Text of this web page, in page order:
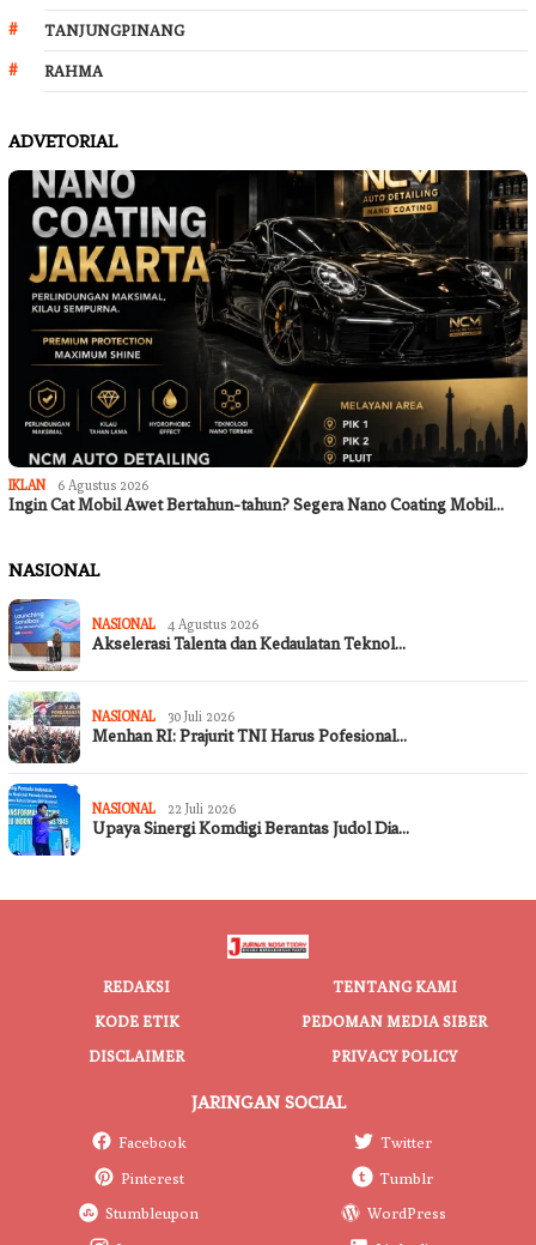
TANJUNGPINANG
RAHMA
ADVETORIAL
IKLAN 6 Agustus 2026
Ingin Cat Mobil Awet Bertahun-tahun? Segera Nano Coating Mobil…
NASIONAL
NASIONAL 4 Agustus 2026
Akselerasi Talenta dan Kedaulatan Teknol…
NASIONAL 30 Juli 2026
Menhan RI: Prajurit TNI Harus Pofesional…
NASIONAL 22 Juli 2026
Upaya Sinergi Komdigi Berantas Judol Dia…
REDAKSI
TENTANG KAMI
KODE ETIK
PEDOMAN MEDIA SIBER
DISCLAIMER
PRIVACY POLICY
JARINGAN SOCIAL
Facebook
Twitter
Pinterest
Tumblr
Stumbleupon
WordPress